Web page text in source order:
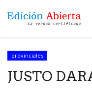
provinciales
JUSTO